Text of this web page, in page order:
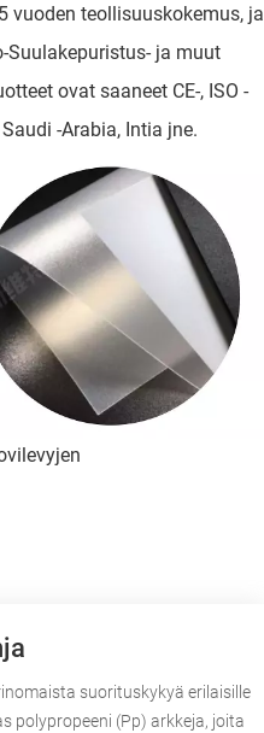
vuoden teollisuuskokemus, ja
ja muut
ovat saaneet CE-, ISO -
-Arabia, Intia jne.
suorituskykyä erilaisille
polypropeeni (Pp) arkkeja, joita